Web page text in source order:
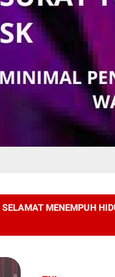
SELAMAT MENEMPUH